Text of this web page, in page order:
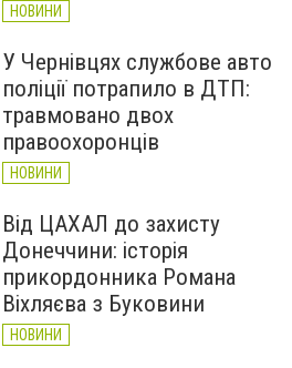
НОВИНИ
У Чернівцях службове авто
поліції потрапило в ДТП:
травмовано двох
правоохоронців
НОВИНИ
Від ЦАХАЛ до захисту
Донеччини: історія
прикордонника Романа
Віхляєва з Буковини
НОВИНИ